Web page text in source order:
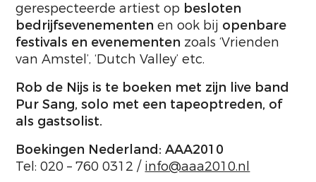
gerespecteerde artiest op besloten
bedrijfsevenementen en ook bij openbare
festivals en evenementen zoals ‘Vrienden
van Amstel’, ‘Dutch Valley’ etc.
Rob de Nijs is te boeken met zijn live band
Pur Sang, solo met een tapeoptreden, of
als gastsolist.
Boekingen Nederland: AAA2010
Tel: 020 – 760 0312 / info@aaa2010.nl